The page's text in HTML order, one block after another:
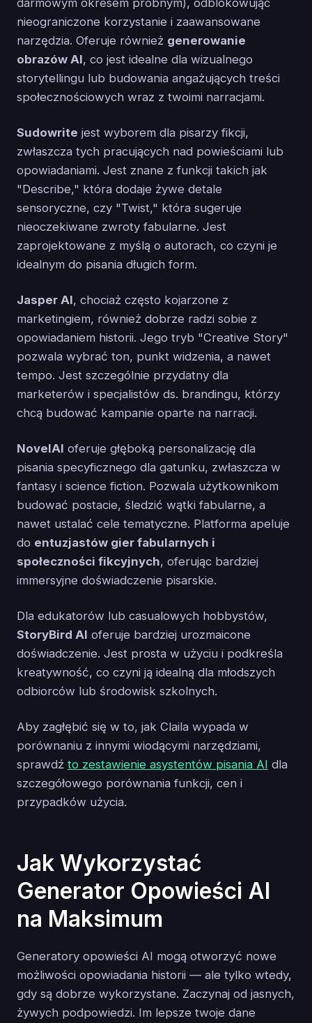
darmowym okresem próbnym), odblokowując
nieograniczone korzystanie i zaawansowane
narzędzia. Oferuje również generowanie
obrazów AI, co jest idealne dla wizualnego
storytellingu lub budowania angażujących treści
społecznościowych wraz z twoimi narracjami.
Sudowrite jest wyborem dla pisarzy fikcji,
zwłaszcza tych pracujących nad powieściami lub
opowiadaniami. Jest znane z funkcji takich jak
"Describe," która dodaje żywe detale
sensoryczne, czy "Twist," która sugeruje
nieoczekiwane zwroty fabularne. Jest
zaprojektowane z myślą o autorach, co czyni je
idealnym do pisania długich form.
Jasper AI, chociaż często kojarzone z
marketingiem, również dobrze radzi sobie z
opowiadaniem historii. Jego tryb "Creative Story"
pozwala wybrać ton, punkt widzenia, a nawet
tempo. Jest szczególnie przydatny dla
marketerów i specjalistów ds. brandingu, którzy
chcą budować kampanie oparte na narracji.
NovelAI oferuje głęboką personalizację dla
pisania specyficznego dla gatunku, zwłaszcza w
fantasy i science fiction. Pozwala użytkownikom
budować postacie, śledzić wątki fabularne, a
nawet ustalać cele tematyczne. Platforma apeluje
do entuzjastów gier fabularnych i
społeczności fikcyjnych, oferując bardziej
immersyjne doświadczenie pisarskie.
Dla edukatorów lub casualowych hobbystów,
StoryBird AI oferuje bardziej urozmaicone
doświadczenie. Jest prosta w użyciu i podkreśla
kreatywność, co czyni ją idealną dla młodszych
odbiorców lub środowisk szkolnych.
Aby zagłębić się w to, jak Claila wypada w
porównaniu z innymi wiodącymi narzędziami,
sprawdź to zestawienie asystentów pisania AI dla
szczegółowego porównania funkcji, cen i
przypadków użycia.
Jak Wykorzystać
Generator Opowieści AI
na Maksimum
Generatory opowieści AI mogą otworzyć nowe
możliwości opowiadania historii — ale tylko wtedy,
gdy są dobrze wykorzystane. Zaczynaj od jasnych,
żywych podpowiedzi. Im lepsze twoje dane